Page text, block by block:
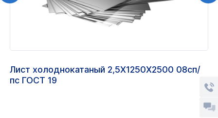
Лист холоднокатаный 2,5Х1250Х2500 08сп/
пс ГОСТ 19